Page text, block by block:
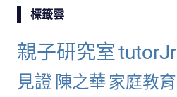
標籤雲
親子研究室tutorJr
見證 陳之華 家庭教育